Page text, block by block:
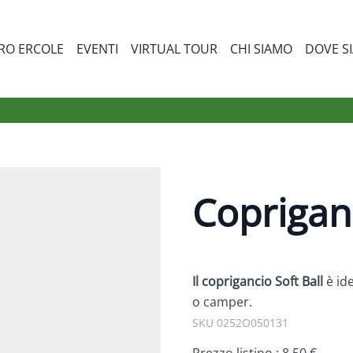
for Prodotti
ERCOLE EVENTI VIRTUAL TOUR CHI SIAMO DOVE
Il coprigancio Soft Ball è
o camper.
SKU 0252O050131